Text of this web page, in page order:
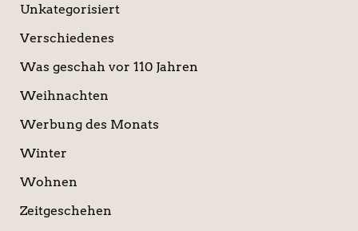
Unkategorisiert
Verschiedenes
Was geschah vor 110 Jahren
Weihnachten
Werbung des Monats
Winter
Wohnen
Zeitgeschehen